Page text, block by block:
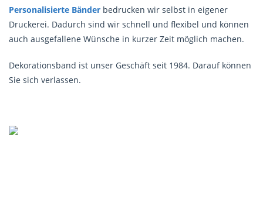
Personalisierte Bänder bedrucken wir selbst in eigener
Druckerei. Dadurch sind wir schnell und flexibel und können
auch ausgefallene Wünsche in kurzer Zeit möglich machen.
Dekorationsband ist unser Geschäft seit 1984. Darauf können
Sie sich verlassen.